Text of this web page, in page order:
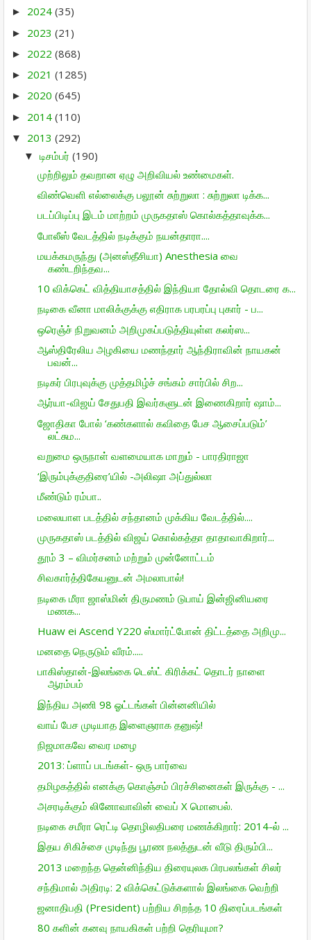
► 2024 (35)
► 2023 (21)
► 2022 (868)
► 2021 (1285)
► 2020 (645)
► 2014 (110)
▼ 2013 (292)
▼ டிசம்பர் (190)
முற்றிலும் தவறான ஏழு அறிவியல் உண்மைகள்.
விண்வெளி எல்லைக்கு பலூன் சுற்றுலா : சுற்றுலா டிக்க...
படப்பிடிப்பு இடம் மாற்றம் முருகதாஸ் கொல்கத்தாவுக்க...
போலீஸ் வேடத்தில் நடிக்கும் நயன்தாரா....
மயக்கமருந்து (அனஸ்தீசியா) Anesthesia வை
கண்டறிந்தவ...
10 விக்கெட் வித்தியாசத்தில் இந்தியா தோல்வி தொடரை க...
நடிகை வீனா மாலிக்குக்கு எதிராக பரபரப்பு புகார் - ப...
ஒரெஞ்ச் நிறு­வனம் அறி­மு­கப்­ப­டுத்­தி­யுள்ள கலர்ஸ...
ஆஸ்திரேலிய அழகியை மணந்தார் ஆந்திராவின் நாயகன்
பவன்...
நடிகர் பிரபுவுக்கு முத்தமிழ்ச் சங்கம் சார்பில் சிற...
ஆர்யா-விஜய் சேதுபதி இவர்களுடன் இணைகிறார் ஷாம்...
ஜோதிகா போல் ‘கண்களால் கவிதை பேச ஆசைப்படும்’
லட்சும...
வறுமை ஒருநாள் வளமையாக மாறும் - பாரதிராஜா
‘இரும்புக்குதிரை’யில் -அலிஷா அப்துல்லா
மீண்டும் ரம்பா..
மலையாள படத்தில் சந்தானம் முக்கிய வேடத்தில்....
முருகதாஸ் படத்தில் விஜய் கொல்கத்தா தாதாவாகிறார்...
தூம் 3 – விமர்சனம் மற்றும் முன்னோட்டம்
சிவகார்த்திகேயனுடன் அமலாபால்!
நடிகை மீரா ஜாஸ்மின் திருமணம் டுபாய் இன்ஜினியரை
மணக...
Huaw ei Ascend Y220 ஸ்மார்ட்போன் திட்­டத்தை அறி­மு...
மனதை நெருடும் வீரம்.....
பாகிஸ்தான்-இலங்கை டெஸ்ட் கிரிக்கட் தொடர் நாளை
ஆரம்பம்
இந்திய அணி 98 ஓட்டங்கள் பின்னனியில்
வாய் பேச முடியாத இளைஞராக தனுஷ்!
நிஜமாகவே வைர மழை
2013: ப்ளாப் படங்கள்- ஒரு பார்வை
தமிழகத்தில் எனக்கு கொஞ்சம் பிரச்சினைகள் இருக்கு - ...
அசரடிக்கும் லினோவாவின் வைப் X மொபைல்.
நடிகை சமீரா ரெட்டி தொழிலதிபரை மணக்கிறார்: 2014-ல் ...
இதய சிகிச்சை முடிந்து பூரண நலத்துடன் வீடு திரும்பி...
2013 மறைந்த தென்னிந்திய திரையுலக பிரபலங்கள் சிலர்
சந்திமால் அதிரடி: 2 விக்கெட்டுக்களால் இலங்கை வெற்றி
ஜனாதிபதி (President) பற்றிய சிறந்த 10 திரைப்படங்கள்
80 களின் கனவு நாயகிகள் பற்றி தெரியுமா?